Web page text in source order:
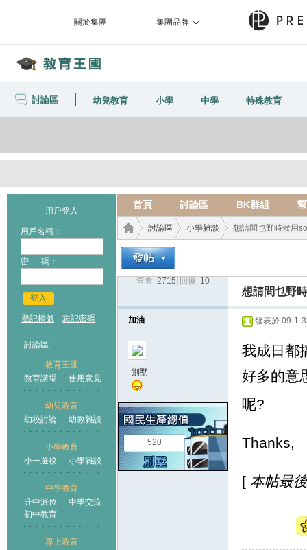
關於集團 集團品牌
討論區 幼兒教育 小學 中學 特殊教育
用戶登入
用戶名稱：
密 碼：
登入
登記帳號 忘記密碼
討論區
教育王國
教育講場
使用意見
幼兒教育
幼校討論
幼教雜談
小學教育
小一選校
小學雜談
中學教育
升中派位
中學交流
初中教育
專上教育
首頁 討論區 BK群組
王國
›
討論區
›
小學雜談 想請問乜野時候用
查看: 2715 回覆: 10
想請問乜野
加油
別墅
520
發表於 09-1-
我成日都
好多的意
呢?
Thanks,
[ 本帖最